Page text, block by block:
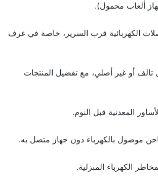
ألعاب محمول).
الكهربائية قرب السرير، خاصة في غرف
تالف أو غير أصلي، مع تفضيل المنتجات